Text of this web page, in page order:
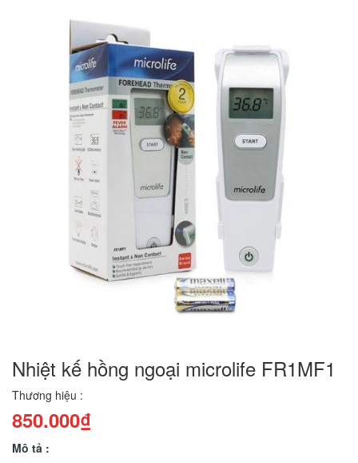
Nhiệt kế hồng ngoại microlife FR1MF1
Thương hiệu :
850.000₫
Mô tả :